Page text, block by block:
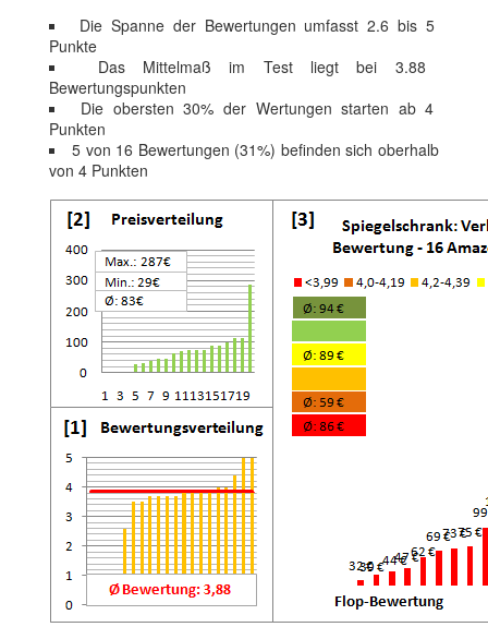
Die Spanne der Bewertungen umfasst 2.6 bis 5
Punkte
Das Mittelmaß im Test liegt bei 3.88
Bewertungspunkten
Die obersten 30% der Wertungen starten ab 4
Punkten
5 von 16 Bewertungen (31%) befinden sich oberhalb
von 4 Punkten